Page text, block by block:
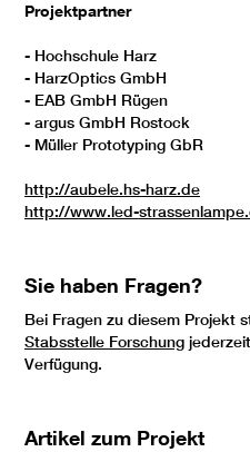
Projektpartner
- Hochschule Harz
- HarzOptics GmbH
- EAB GmbH Rügen
- argus GmbH Rostock
- Müller Prototyping GbR
http://aubele.hs-harz.de
http://www.led-
Sie haben Fragen?
Bei Fragen zu diesem Projekt
Stabsstelle Forschung
Verfügung.
Artikel zum Projekt